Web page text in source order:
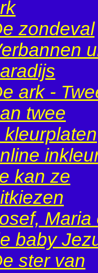
zondeval
ark -
twee
kleurplaten
kan ze
Maria
baby
ster van